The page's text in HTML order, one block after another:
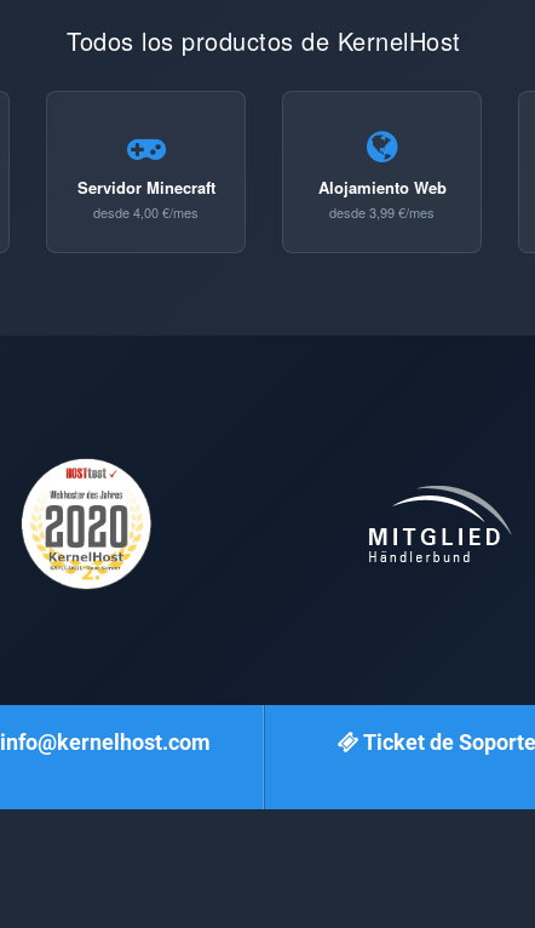
Todos los productos de KernelHost
Servidor Minecraft
desde 4,00 €/mes
Alojamiento Web
desde 3,99 €/mes
info@kernelhost.com Ticket de Soporte